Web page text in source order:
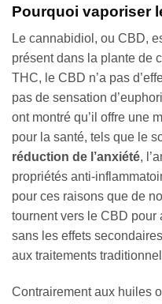
Pourquoi vaporiser
Le cannabidiol, ou CBD,
présent dans la plante de
THC, le CBD n’a pas
pas de sensation
ont montré qu’il offre une
pour la santé, tels que le
réduction de l’anxiété,
propriétés anti-
pour ces raisons que de
tournent vers le CBD pour
sans les effets
aux traitements
Contrairement aux huiles